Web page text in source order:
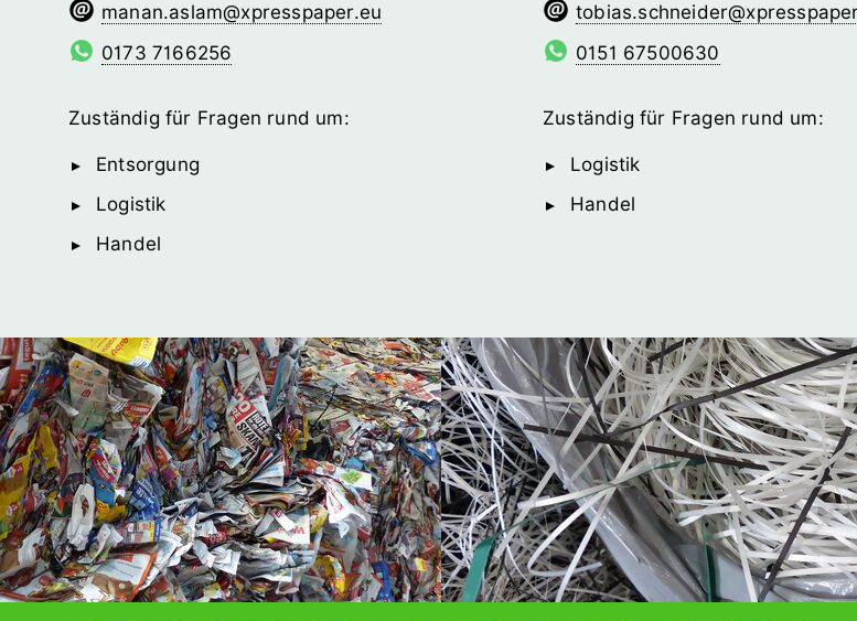
malsa.nanam@­xpresspaper.eu
0173 7166256
Zuständig für Fragen rund um:
Entsorgung
Logistik
Handel
redienhcs.saibot
0151 67500630
Zuständig für Fragen rund um:
Logistik
Handel